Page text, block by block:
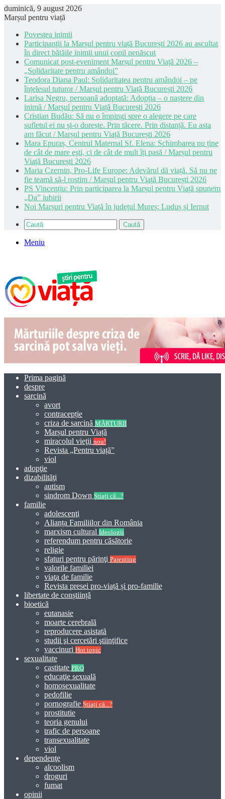
duminică, 9 august 2026
Marșul pentru viață
Povestea inimii
Participanții la Marșul pentru viață București 2026 au ascultat
în direct bătăile inimii unui copil nenăscut
Comunicat post-eveniment Marșul pentru Viață 2026 –
„Solidaritate pentru amândoi”
Teodora Diana Paul: Solidaritatea pentru amândoi – pe
înțelesul tuturor / Marșul pentru Viață București 2026
Larisa Negru, persoană adoptată: Adopția – o naștere din
inimă / Marșul pentru Viață București 2026
Cristian Budău: Să nu o împingi spre o alegere pe care
sufletul ei nu și-o dorește. Prin tăcere. Prin distanță. Eu asta
am făcut / Marșul pentru Viață București 2026
Mara Epuraș, Centrul Maternal Sf. Elena: Schimbarea nu ține
de cât de mare ești, ci de cât de mult îți pasă / Marșul pentru
Viață București 2026
Maria Czernin, Pro-Life Europe: Adevărul dă viață. Să nu ne
fie teamă să-l rostim / Marșul pentru Viață București 2026
PS Vincențiu: Prin participarea la Marșul pentru Viață spunem
„Da” iubirii
Noi Marșuri pentru Viață în județul Mureș: Luduș și Iernut
Caută
Meniu
Prima pagină
despre
sarcină
avort
contracepție
criza de sarcină MĂRTURII
Marșul pentru Viață
miracolul vieţii nou!
Revista „Pentru viață”
viol
adopţie
dizabilităţi
autism
sindrom Down Știați că...?
familie
adolescenţi
Alianța Familiilor din România
marxism cultural Ideologii
referendum pentru căsătorie
religie
sfaturi pentru părinţi Parenting
valorile familiei
viaţa de familie
Revista presei pro-viață și pro-familie
libertate de conștiință
bioetică
eutanasie
moarte cerebrală
reproducere asistată
studii şi cercetări ştiinţifice
vaccinuri Hot topic
sexualitate
castitate PRO
educaţie sexuală
homosexualitate
pedofilie
pornografie Știați că...?
prostitutie
teoria genului
trafic de persoane
transexualitate
viol
dependenţe
alcoolism
droguri
fumat
opinii